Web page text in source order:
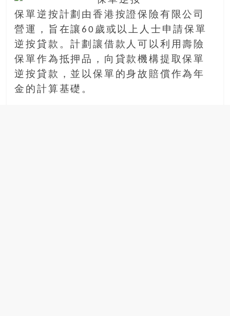
人
生
下
半
場
結
歷
保單逆按計劃由香港按證保險有限公司
營運，旨在讓60歲或以上人士申請保單
逆按貸款。計劃讓借款人可以利用壽險
保單作為抵押品，向貸款機構提取保單
逆按貸款，並以保單的身故賠償作為年
金的計算基礎。